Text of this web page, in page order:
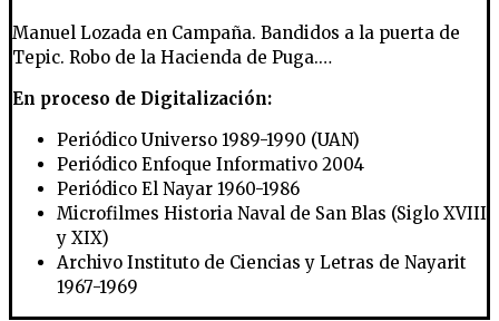
Manuel Lozada en Campaña. Bandidos a la puerta de
Tepic. Robo de la Hacienda de Puga.…
En proceso de Digitalización:
Periódico Universo 1989-1990 (UAN)
Periódico Enfoque Informativo 2004
Periódico El Nayar 1960-1986
Microfilmes Historia Naval de San Blas (Siglo XVIII
y XIX)
Archivo Instituto de Ciencias y Letras de Nayarit
1967-1969